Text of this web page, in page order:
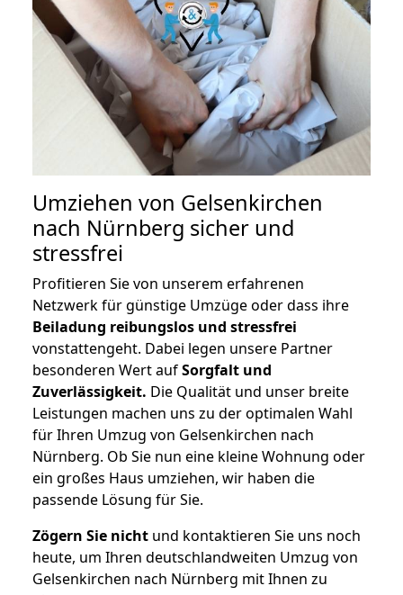
Umziehen von Gelsenkirchen
nach Nürnberg sicher und
stressfrei
Profitieren Sie von unserem erfahrenen
Netzwerk für günstige Umzüge oder dass ihre
Beiladung reibungslos und stressfrei
vonstattengeht. Dabei legen unsere Partner
besonderen Wert aufSorgfalt und
Zuverlässigkeit. Die Qualität und unser breite
Leistungen machen uns zu der optimalen Wahl
für Ihren Umzug von Gelsenkirchen nach
Nürnberg. Ob Sie nun eine kleine Wohnung oder
ein großes Haus umziehen, wir haben die
passende Lösung für Sie.
Zögern Sie nicht und kontaktieren Sie uns noch
heute, um Ihren deutschlandweiten Umzug von
Gelsenkirchen nach Nürnberg mit Ihnen zu